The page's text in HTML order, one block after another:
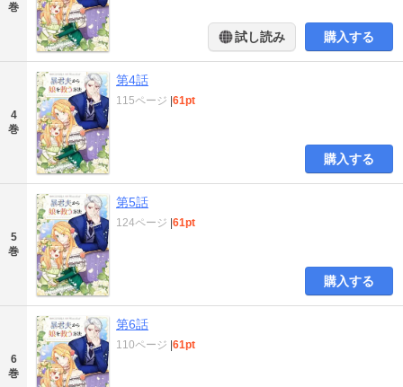
巻
試し読み 購入する
4
巻
第4話
115ページ 61pt
購入する
5
巻
第5話
124ページ 61pt
購入する
6
巻
第6話
110ページ 61pt